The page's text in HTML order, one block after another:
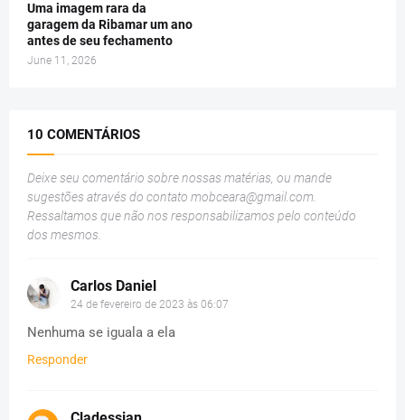
Uma imagem rara da
garagem da Ribamar um ano
antes de seu fechamento
June 11, 2026
10 COMENTÁRIOS
Deixe seu comentário sobre nossas matérias, ou mande
sugestões através do contato mobceara@gmail.com.
Ressaltamos que não nos responsabilizamos pelo conteúdo
dos mesmos.
Carlos Daniel
24 de fevereiro de 2023 às 06:07
Nenhuma se iguala a ela
Responder